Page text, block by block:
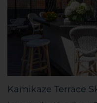
Kamikaze Terrace